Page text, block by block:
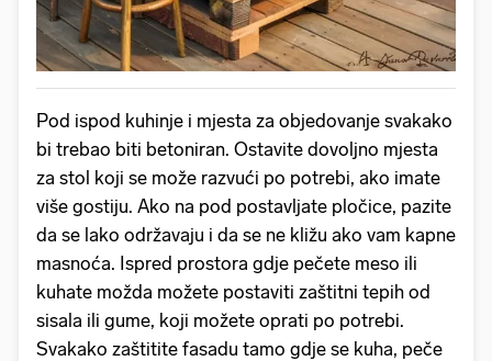
Pod ispod kuhinje i mjesta za objedovanje svakako
bi trebao biti betoniran. Ostavite dovoljno mjesta
za stol koji se može razvući po potrebi, ako imate
više gostiju. Ako na pod postavljate pločice, pazite
da se lako održavaju i da se ne kližu ako vam kapne
masnoća. Ispred prostora gdje pečete meso ili
kuhate možda možete postaviti zaštitni tepih od
sisala ili gume, koji možete oprati po potrebi.
Svakako zaštitite fasadu tamo gdje se kuha, peče